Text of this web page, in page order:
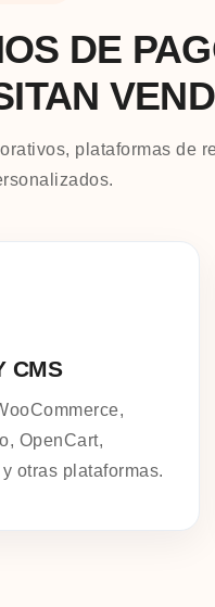
DE
plataformas de
CMS
OpenCart,
otras plataformas.